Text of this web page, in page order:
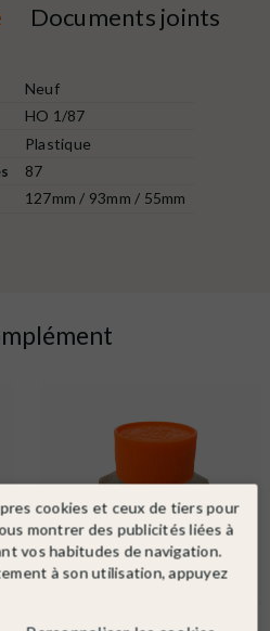
Documents joints
Neuf
HO 1/87
Plastique
87
127mm / 93mm / 55mm
cookies et ceux de tiers pour
montrer des publicités liées à
vos habitudes de navigation.
à son utilisation, appuyez